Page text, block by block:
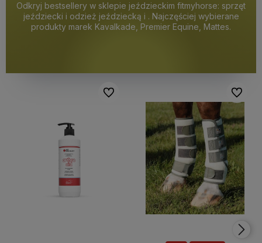
Odkryj bestsellery w sklepie jeździeckim fitmyhorse: sprzęt
jeździecki i odzież jeździecką i . Najczęściej wybierane
produkty marek Kavalkade, Premier Equine, Mattes.
Do ulubionych Do